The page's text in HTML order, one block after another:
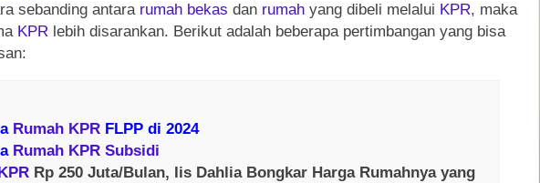
sebanding antara rumah bekas dan rumah yang dibeli melalui KPR, maka
KPR lebih disarankan. Berikut adalah beberapa pertimbangan yang bisa
Rumah KPRFLPP di 2024
Rumah KPR Subsidi
KPRRp 250 Juta/Bulan, Iis Dahlia Bongkar Harga Rumahnya yang